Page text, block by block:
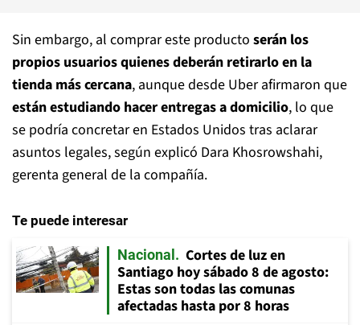
Sin embargo, al comprar este producto serán los
propios usuarios quienes deberán retirarlo en la
tienda más cercana, aunque desde Uber afirmaron que
están estudiando hacer entregas a domicilio, lo que
se podría concretar en Estados Unidos tras aclarar
asuntos legales, según explicó Dara Khosrowshahi,
gerenta general de la compañía.
Te puede interesar
Nacional
Cortes de luz en
Santiago hoy sábado 8 de agosto:
Estas son todas las comunas
afectadas hasta por 8 horas